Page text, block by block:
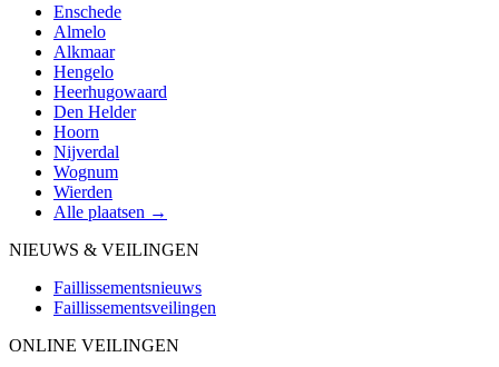
Enschede
Almelo
Alkmaar
Hengelo
Heerhugowaard
Den Helder
Hoorn
Nijverdal
Wognum
Wierden
Alle plaatsen →
NIEUWS & VEILINGEN
Faillissementsnieuws
Faillissementsveilingen
ONLINE VEILINGEN